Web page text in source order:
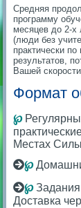
Средняя
программу
месяцев до 2-х
(люди без
практически
результатов,
Вашей
Формат
℘
Местах
℘
℘
Доставка